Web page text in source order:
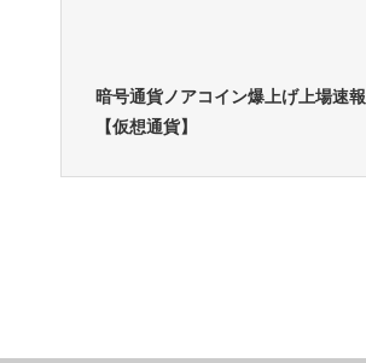
暗号通貨ノアコイン爆上げ上場速報
【仮想通貨】